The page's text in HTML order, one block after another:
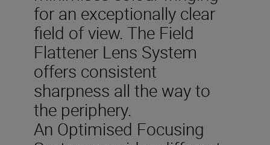
for an exceptionally clear
field of view. The Field
Flattener Lens System
offers consistent
sharpness all the way to
the periphery.
An Optimised Focusing